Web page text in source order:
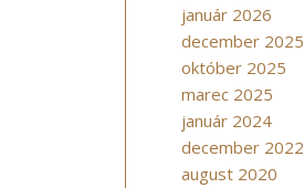
január 2026
december 2025
október 2025
marec 2025
január 2024
december 2022
august 2020